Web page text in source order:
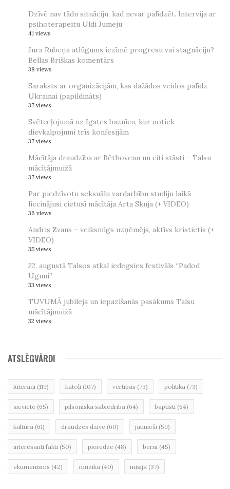
Dzīvē nav tādu situāciju, kad nevar palīdzēt. Intervija ar
psihoterapeitu Uldi Jumeju
41 views
Jura Rubeņa atlūgums iezīmē progresu vai stagnāciju?
Bellas Briškas komentārs
38 views
Saraksts ar organizācijām, kas dažādos veidos palīdz
Ukrainai (papildināts)
37 views
Svētceļojumā uz Igates baznīcu, kur notiek
dievkalpojumi trīs konfesijām
37 views
Mācītāja draudzība ar Bēthovenu un citi stāsti – Talsu
mācītājmuižā
37 views
Par piedzīvotu seksuālu vardarbību studiju laikā
liecinājusi cietusī mācītāja Arta Skuja (+ VIDEO)
36 views
Andris Zvans – veiksmīgs uzņēmējs, aktīvs kristietis (+
VIDEO)
35 views
22. augustā Talsos atkal iedegsies festivāls “Padod
Uguni”
33 views
TUVUMĀ jubileja un iepazīšanās pasākums Talsu
mācītājmuižā
32 views
ATSLĒGVĀRDI
luterāņi (119) katoļi (107) vērtības (73) politika (73)
sieviete (65) pilsoniskā sabiedrība (64) baptisti (64)
kultūra (61) draudzes dzīve (60) jaunieši (59)
interesanti fakti (50) pieredze (48) bērni (45)
ekumenisms (42) mūzika (40) misija (37)